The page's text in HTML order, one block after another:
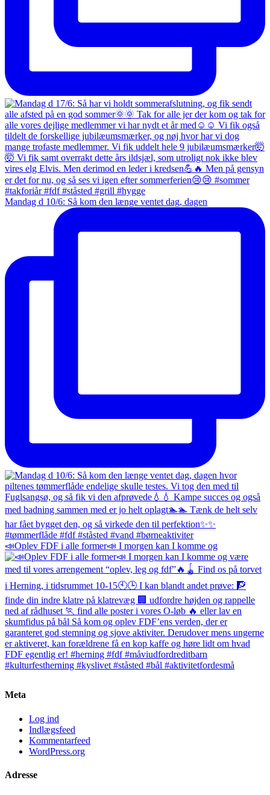
Mandag d 10/6: Så kom den længe ventet dag, dagen
📣Oplev FDF i alle former📣 I morgen kan I komme og
Meta
Log ind
Indlægsfeed
Kommentarfeed
WordPress.org
Adresse